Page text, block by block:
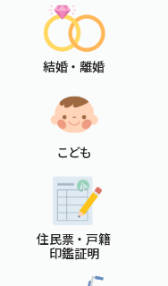
結婚 ・ 離婚
こども
住民票 ・ 戸籍
印鑑証明